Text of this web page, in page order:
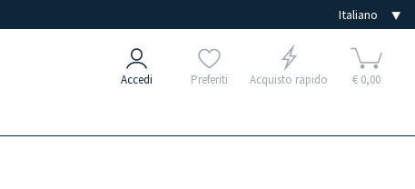
Accedi Preferiti Acquisto rapido € 0,00